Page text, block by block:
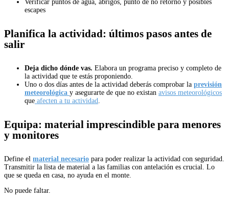
Verificar puntos de agua, abrigos, punto de no retorno y posibles
escapes
Planifica la actividad: últimos pasos antes de
salir
Deja dicho dónde vas. Elabora un programa preciso y completo de
la actividad que te estás proponiendo.
Uno o dos días antes de la actividad deberás comprobar la previsión
meteorológica y asegurarte de que no existan avisos meteorológicos
que afecten a tu actividad
Equipa: material imprescindible para menores
y monitores
Define el material necesario para poder realizar la actividad con seguridad.
Transmitir la lista de material a las familias con antelación es crucial. Lo
que se queda en casa, no ayuda en el monte.
No puede faltar.